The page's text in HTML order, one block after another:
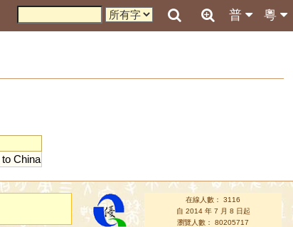
粵
普
to China
在線人數： 3116
自 2014 年 7 月 8 日起
瀏覽人數： 80205717